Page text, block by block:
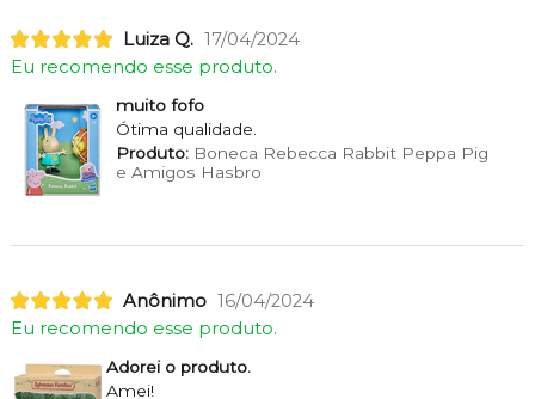
Luiza Q. 17/04/2024
Eu recomendo esse produto.
muito fofo
Ótima qualidade.
Produto:Boneca Rebecca Rabbit Peppa Pig
e Amigos Hasbro
Anônimo 16/04/2024
Eu recomendo esse produto.
Adorei o produto.
Amei!